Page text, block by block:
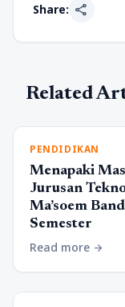
Share: share
Related
PENDIDIKAN
Menapaki
Jurusan
Ma’soem
Semester
Read more arrow_forward